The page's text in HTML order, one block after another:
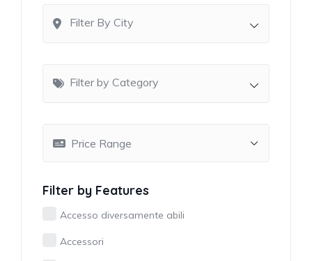
Filter By City
Filter by Category
Filter by Features
Accesso diversamente abili
Accessori